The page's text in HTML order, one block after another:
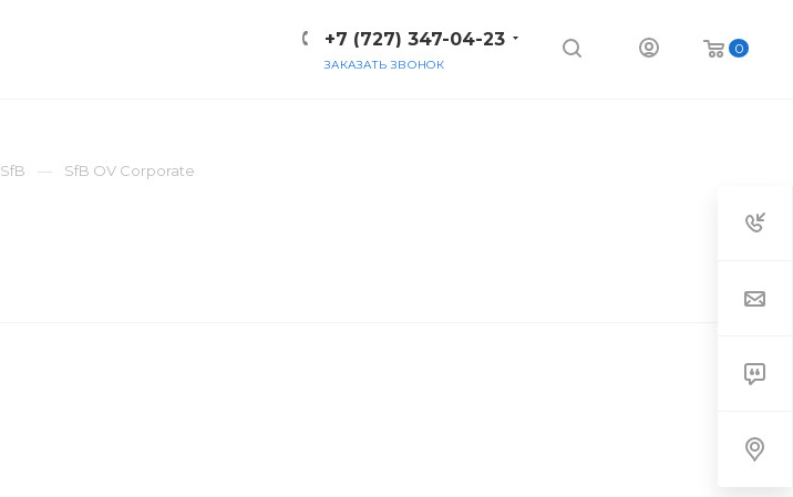
0
+7 (727) 347-04-23
ЗАКАЗАТЬ ЗВОНОК
SfB SfB OV Corporate